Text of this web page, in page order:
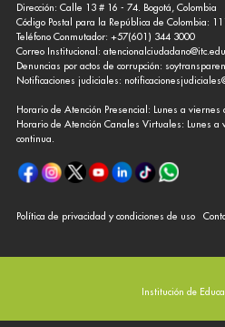
Dirección: Calle 13 # 16 - 74. Bogotá, Colombia
Código Postal para la República de Colombia:
Teléfono Conmutador: +57(601) 344 3000
Correo Institucional:
Denuncias por actos de corrupción:
Notificaciones judiciales:
Horario de Atención Presencial: Lunes a
Horario de Atención Canales Virtuales: Lunes
continua.
Política de privacidad y condiciones de uso
Institución de